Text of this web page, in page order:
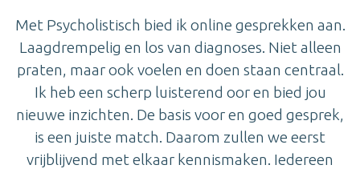
Met Psycholistisch bied ik online gesprekken aan.
Laagdrempelig en los van diagnoses. Niet alleen
praten, maar ook voelen en doen staan centraal.
Ik heb een scherp luisterend oor en bied jou
nieuwe inzichten. De basis voor en goed gesprek,
is een juiste match. Daarom zullen we eerst
vrijblijvend met elkaar kennismaken. Iedereen